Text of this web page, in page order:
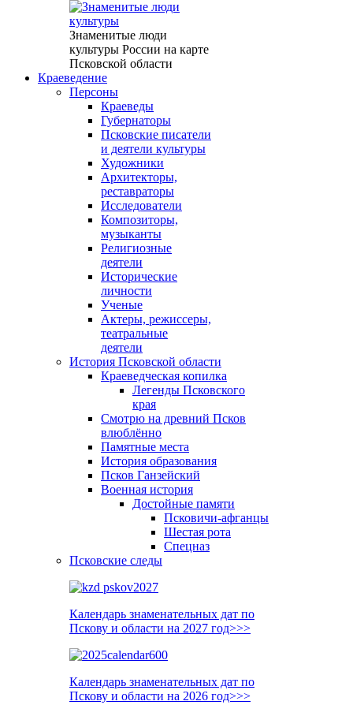
Знаменитые люди
культуры России на карте
Псковской области
Краеведение
Персоны
Краеведы
Губернаторы
Псковские писатели
и деятели культуры
Художники
Архитекторы,
реставраторы
Исследователи
Композиторы,
музыканты
Религиозные
деятели
Исторические
личности
Ученые
Актеры, режиссеры,
театральные
деятели
История Псковской области
Краеведческая копилка
Легенды Псковского
края
Смотрю на древний Псков
влюблённо
Памятные места
История образования
Псков Ганзейский
Военная история
Достойные памяти
Псковичи-афганцы
Шестая рота
Спецназ
Псковские следы
Календарь знаменательных дат по
Пскову и области на 2027 год>>>
Календарь знаменательных дат по
Пскову и области на 2026 год>>>